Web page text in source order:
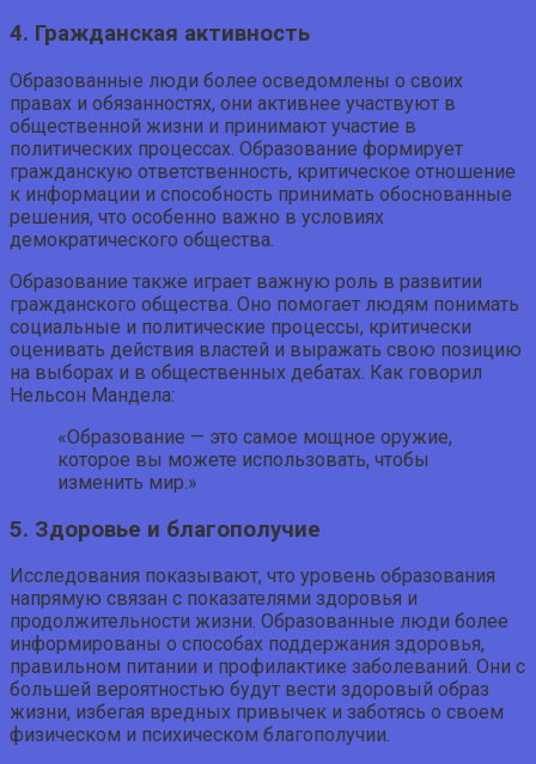
4. Гражданская активность
Образованные люди более осведомлены о своих
правах и обязанностях, они активнее участвуют в
общественной жизни и принимают участие в
политических процессах. Образование формирует
гражданскую ответственность, критическое отношение
к информации и способность принимать обоснованные
решения, что особенно важно в условиях
демократического общества.
Образование также играет важную роль в развитии
гражданского общества. Оно помогает людям понимать
социальные и политические процессы, критически
оценивать действия властей и выражать свою позицию
на выборах и в общественных дебатах. Как говорил
Нельсон Мандела:
«Образование — это самое мощное оружие,
которое вы можете использовать, чтобы
изменить мир.»
5. Здоровье и благополучие
Исследования показывают, что уровень образования
напрямую связан с показателями здоровья и
продолжительности жизни. Образованные люди более
информированы о способах поддержания здоровья,
правильном питании и профилактике заболеваний. Они с
большей вероятностью будут вести здоровый образ
жизни, избегая вредных привычек и заботясь о своем
физическом и психическом благополучии.